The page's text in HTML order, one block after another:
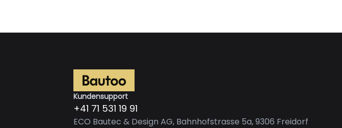
Kundensupport
+41 71 531 19 91
ECO Bautec & Design AG, Bahnhofstrasse 5a, 9306 Freidorf